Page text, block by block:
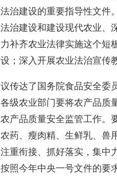
治建设的重要指导性文件
治建设和建设现代农业、
补齐农业法律实施这个短
；深入开展农业法治宣传
传达了国务院食品安全委
级农业部门要将农产品质
产品质量安全监管工作。
药、瘦肉精、生鲜乳、兽
重衔接、抓好落实，集中
照今年中央一号文件的要